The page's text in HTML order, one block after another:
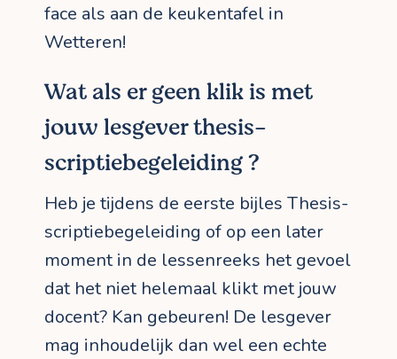
face als aan de keukentafel in
Wetteren!
Wat als er geen klik is met
jouw lesgever thesis-
scriptiebegeleiding ?
Heb je tijdens de eerste bijles Thesis-
scriptiebegeleiding of op een later
moment in de lessenreeks het gevoel
dat het niet helemaal klikt met jouw
docent? Kan gebeuren! De lesgever
mag inhoudelijk dan wel een echte